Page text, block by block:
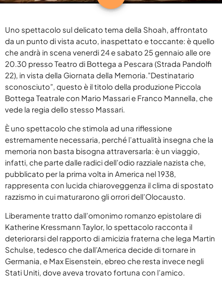
DELTA 1 BREAKFAST
BUONGIORNO VIP
RADIOGIORNALE
IL METEO
ON AIR
JAZID ON AIR
DELTA1 CINEMA
OSPITI
BLOG keyboard_arrow_down
PRIMO PIANO
DELTA1
EVENTI
ATTUALITÀ
CINEMA
MUSICA
FUMETTI
CLASSIFICHE keyboard_arrow_down
TOP 10
TOP 10 2025
YOUR SONG
CONTATTACI
COOKIE POLICY
PRIVACY POLICY
GDPR DIRITTO ALL’OBLIO
ARCHIVI
Agosto 2026
Luglio 2026
Maggio 2026
Uno spettacolo sul delicato tema della Shoah, affrontato
da un punto di vista acuto, inaspettato e toccante: è quello
che andrà in scena venerdi 24 e sabato 25 gennaio alle ore
20.30 presso Teatro di Bottega a Pescara (Strada Pandolfi
22), in vista della Giornata della Memoria.”Destinatario
sconosciuto”, questo è il titolo della produzione Piccola
Bottega Teatrale con Mario Massari e Franco Mannella, che
vede la regia dello stesso Massari.
È uno spettacolo che stimola ad una riflessione
estremamente necessaria, perché l’attualità insegna che la
memoria non basta bisogna attraversarla: è un viaggio,
infatti, che parte dalle radici dell’odio razziale nazista che,
pubblicato per la prima volta in America nel 1938,
rappresenta con lucida chiaroveggenza il clima di spostato
razzismo in cui maturarono gli orrori dell’Olocausto.
Liberamente tratto dall’omonimo romanzo epistolare di
Katherine Kressmann Taylor, lo spettacolo racconta il
deteriorarsi del rapporto di amicizia fraterna che lega Martin
Schulse, tedesco che dall’America decide di tornare in
Germania, e Max Eisenstein, ebreo che resta invece negli
Stati Uniti, dove aveva trovato fortuna con l’amico.